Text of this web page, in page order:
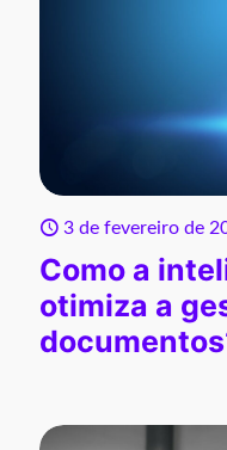
3 de fevereiro de
Como a
otimiza a